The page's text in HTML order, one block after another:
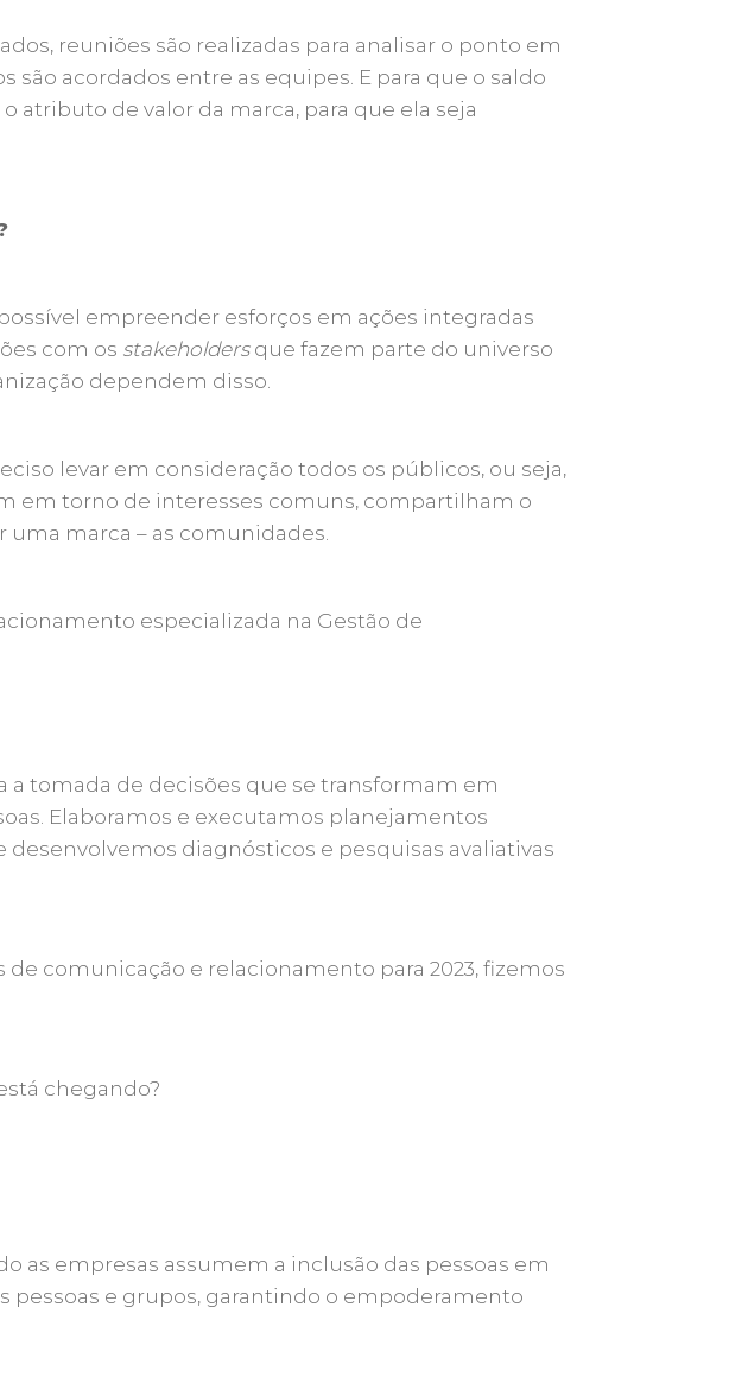
reuniões são realizadas para analisar o ponto em
acordados entre as equipes. E para que o saldo
atributo de valor da marca, para que ela seja
empreender esforços em ações integradas
com os stakeholdersque fazem parte do universo
dependem disso.
levar em consideração todos os públicos, ou seja,
em torno de interesses comuns, compartilham o
marca – as comunidades.
especializada na Gestão de
a tomada de decisões que se transformam em
Elaboramos e executamos planejamentos
diagnósticos e pesquisas avaliativas
comunicação e relacionamento para 2023, fizemos
chegando?
as empresas assumem a inclusão das pessoas em
pessoas e grupos, garantindo o empoderamento